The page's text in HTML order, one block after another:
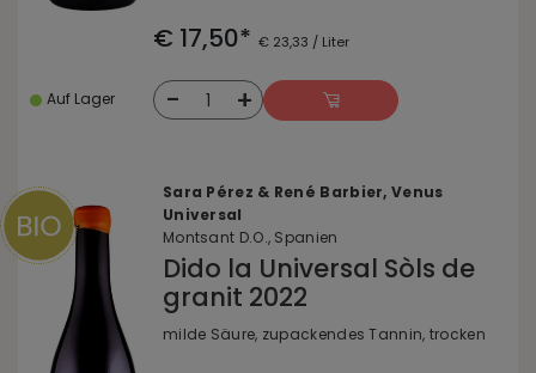
€ 17,50* € 23,33 / Liter
Auf Lager - 1 +
Sara Pérez & René Barbier, Venus
Universal
Montsant D.O., Spanien
Dido la Universal Sòls de
granit 2022
milde Säure, zupackendes Tannin, trocken